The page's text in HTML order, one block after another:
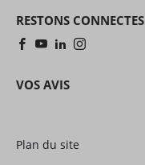
RESTONS CONNECTES
VOS AVIS
Plan du site